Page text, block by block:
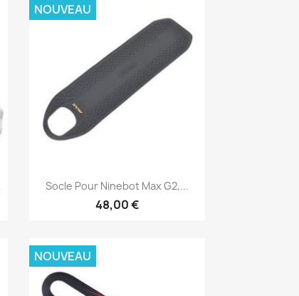
Aperçu rapide
Socle Pour Ninebot Max G2,...
48,00 €
NOUVEAU
NOUVEAU